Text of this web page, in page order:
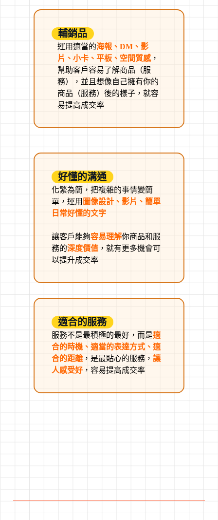
輔銷品
運用適當的海報、DM、影
片、小卡、平板、空間質感，
幫助客戶容易了解商品（服
務），並且想像自己擁有你的
商品（服務）後的樣子，就容
易提高成交率
好懂的溝通
化繁為簡，把複雜的事情變簡
單，運用 圖像設計、影片、簡單
日常好懂的文字
讓客戶能夠容易理解你商品和服
務的深度價值，就有更多機會可
以提升成交率
適合的服務
服務不是最積極的最好，而是適
合的時機、適當的表達方式、 適
合的距離，是最貼心的服務， 讓
人感受好，容易提高成交率